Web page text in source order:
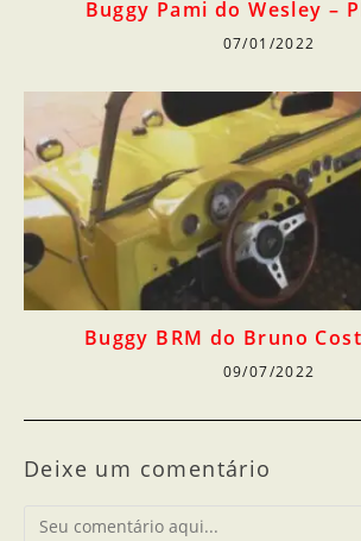
Buggy Pami do Wesley –
07/01/2022
Buggy BRM do Bruno
09/07/2022
Deixe um comentário